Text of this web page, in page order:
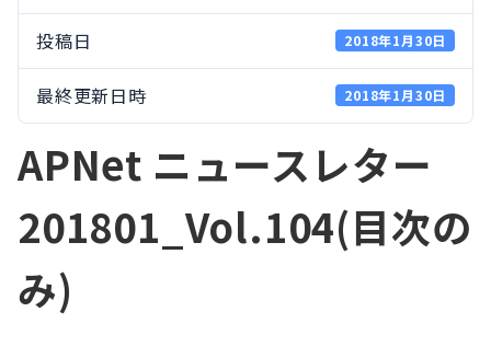
投稿日 2018年1月30日
最終更新日時 2018年1月30日
APNet ニュースレター
201801_Vol.104(目次の
み)